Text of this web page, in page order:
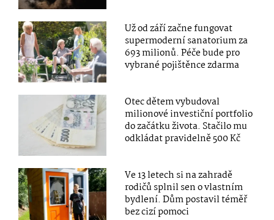
Už od září začne fungovat
supermoderní sanatorium za
693 milionů. Péče bude pro
vybrané pojištěnce zdarma
Otec dětem vybudoval
milionové investiční portfolio
do začátku života. Stačilo mu
odkládat pravidelně 500 Kč
Ve 13 letech si na zahradě
rodičů splnil sen o vlastním
bydlení. Dům postavil téměř
bez cizí pomoci